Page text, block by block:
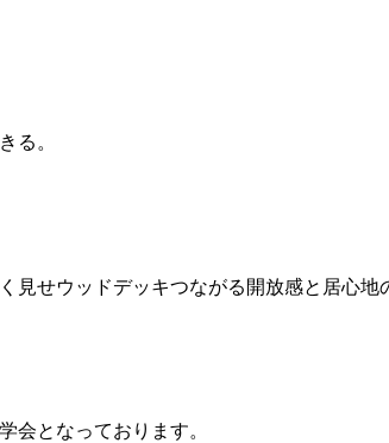
る。
せウッドデッキつながる開放感と居心地
会となっております。